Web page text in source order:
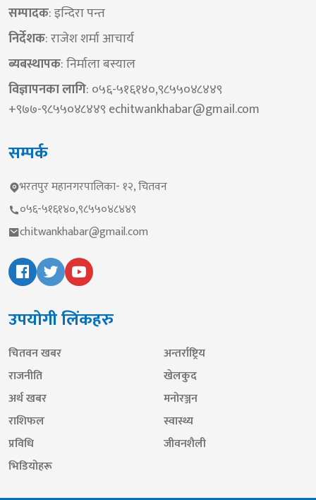
सम्पादक: इन्दिरा पन्त
निर्देशक​: राजेश शर्मा आचार्य
ब्यबस्थापक: निर्माला बस्याल
विज्ञापनका लागि: ०५६-५१६१४०,९८५५०४८४४९
+९७७-९८५५०४८४४९ echitwankhabar@gmail.com
सम्पर्क
भरतपुर महानगरपालिका- १२, चितवन
०५६-५१६१४०,९८५५०४८४४९
chitwankhabar@gmail.com
उपयोगी लिंकहरु
चितवन खबर
अन्तर्राष्ट्रिय
राजनीति
खेलकुद
अर्थ खबर
मनोरञ्जन
राशिफल
स्वास्थ्य
प्रविधि
जीवनशैली
भिडियोहरू